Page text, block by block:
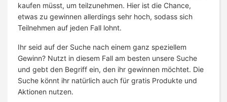
kaufen müsst, um teilzunehmen. Hier ist die Chance,
etwas zu gewinnen allerdings sehr hoch, sodass sich
Teilnehmen auf jeden Fall lohnt.
Ihr seid auf der Suche nach einem ganz speziellem
Gewinn? Nutzt in diesem Fall am besten unsere Suche
und gebt den Begriff ein, den ihr gewinnen möchtet. Die
Suche könnt ihr natürlich auch für gratis Produkte und
Aktionen nutzen.